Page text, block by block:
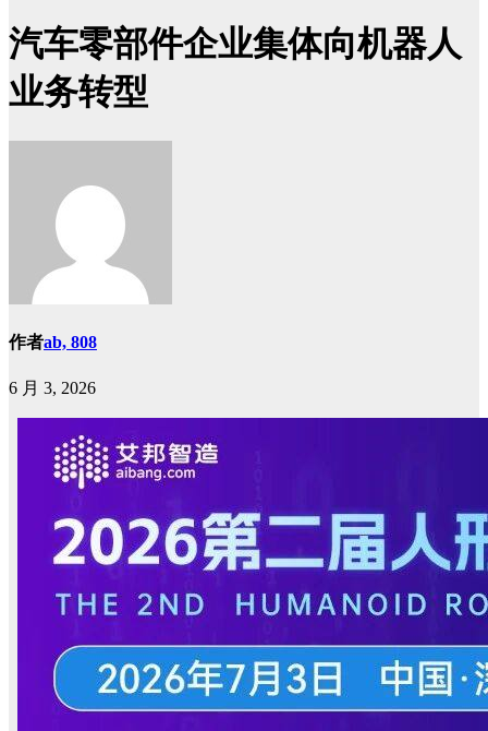
汽车零部件企业集体向机器人
业务转型
作者ab, 808
6 月 3, 2026